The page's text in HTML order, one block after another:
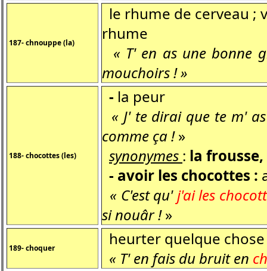
187- chnouppe (la)
le rhume de cerveau ;
rhume
« T' en as une bonne
mouchoirs ! »
188- chocottes (les)
- la peur
« J' te dirai que te m'
comme ça !»
synonymes : la
- avoir les chocottes :
« C'est qu' j'ai les
si nouâr !»
189- choquer
heurter quelque
« T' en fais du bruit en